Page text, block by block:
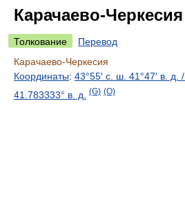
Карачаево-Черкесия
Толкование
Перевод
Карачаево-Черкесия
Координаты: 43°55′ с. ш. 41°47′ в. д. /
41.783333° в. д.
(G) (O)